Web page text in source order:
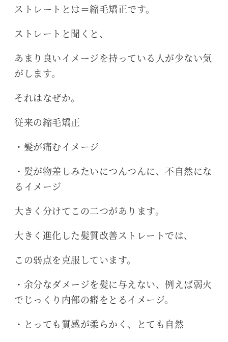
ストレートとは＝縮毛矯正です。
ストレートと聞くと、
あまり良いイメージを持っている人が少ない気
がします。
それはなぜか。
従来の縮毛矯正
・髪が痛むイメージ
・髪が物差しみたいにつんつんに、不自然にな
るイメージ
大きく分けてこの二つがあります。
大きく進化した髪質改善ストレートでは、
この弱点を克服しています。
・余分なダメージを髪に与えない、例えば弱火
でじっくり内部の癖をとるイメージ。
・とっても質感が柔らかく、とても自然